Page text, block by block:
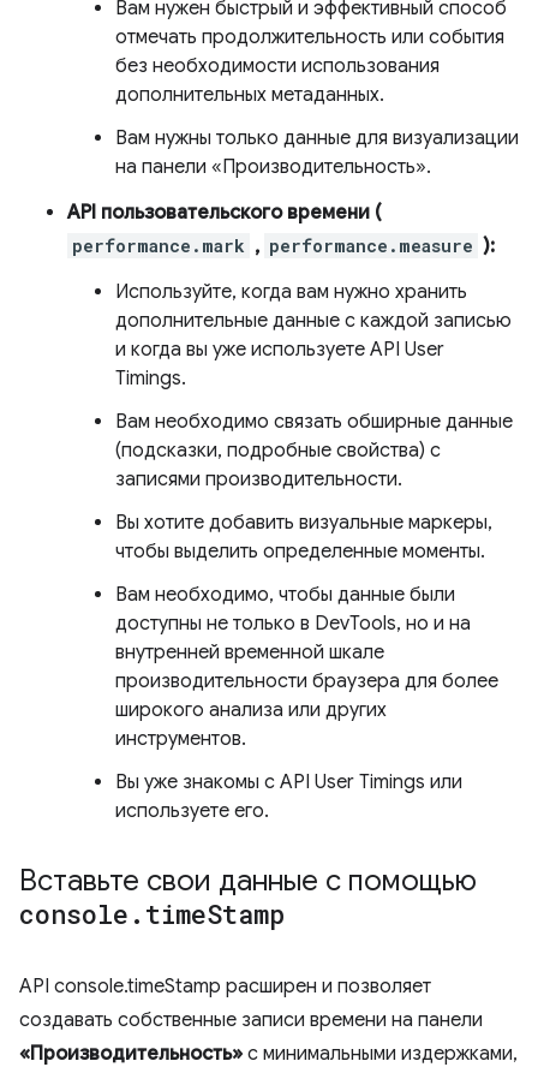
Вам нужен быстрый и эффективный способ
отмечать продолжительность или события
без необходимости использования
дополнительных метаданных.
Вам нужны только данные для визуализации
на панели «Производительность».
API пользовательского времени (
performance.mark , performance.measure ):
Используйте, когда вам нужно хранить
дополнительные данные с каждой записью
и когда вы уже используете API User
Timings.
Вам необходимо связать обширные данные
(подсказки, подробные свойства) с
записями производительности.
Вы хотите добавить визуальные маркеры,
чтобы выделить определенные моменты.
Вам необходимо, чтобы данные были
доступны не только в DevTools, но и на
внутренней временной шкале
производительности браузера для более
широкого анализа или других
инструментов.
Вы уже знакомы с API User Timings или
используете его.
Вставьте свои данные с помощью
console . timeStamp
API console.timeStamp расширен и позволяет
создавать собственные записи времени на панели
«Производительность» с минимальными издержками,